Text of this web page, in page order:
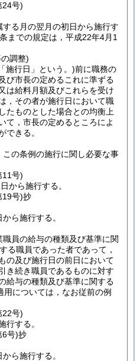
24号)
る月の翌月の初日から施行す
までの規定は，平成22年4月1
調整)
施行日」という。)前に職務の
び市長の定めるこれに準ずる
は給料月額及びこれらを受け
，その者が施行日において職
たものとした場合との均衡上
て，市長の定めるところによ
できる。
の条例の施行に関し必要な事
11号)
から施行する。
19号)抄
ら施行する。
員の給与の種類及び基準に関
る職員であった者であって，
の及び施行日の前日において
き続き職員であるものに対す
給与の種類及び基準に関する
については，なお従前の例
22号)
行する。
6号)抄
ら施行する。